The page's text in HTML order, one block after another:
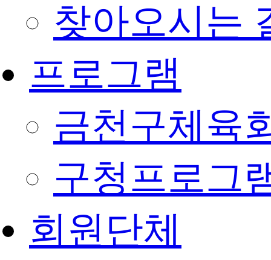
찾아오시는
프로그램
금천구체육
구청프로그
회원단체